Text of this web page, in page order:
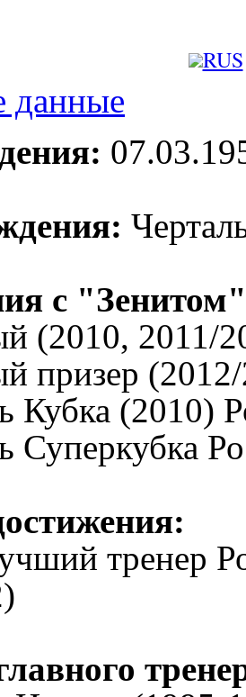
данные
с
(2010, 2011/
призер
Кубка (2010)
Суперкубка
тренер